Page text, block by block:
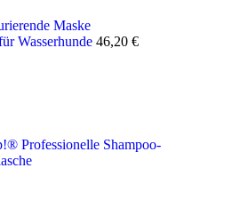
Wasserhunde 46,20 €